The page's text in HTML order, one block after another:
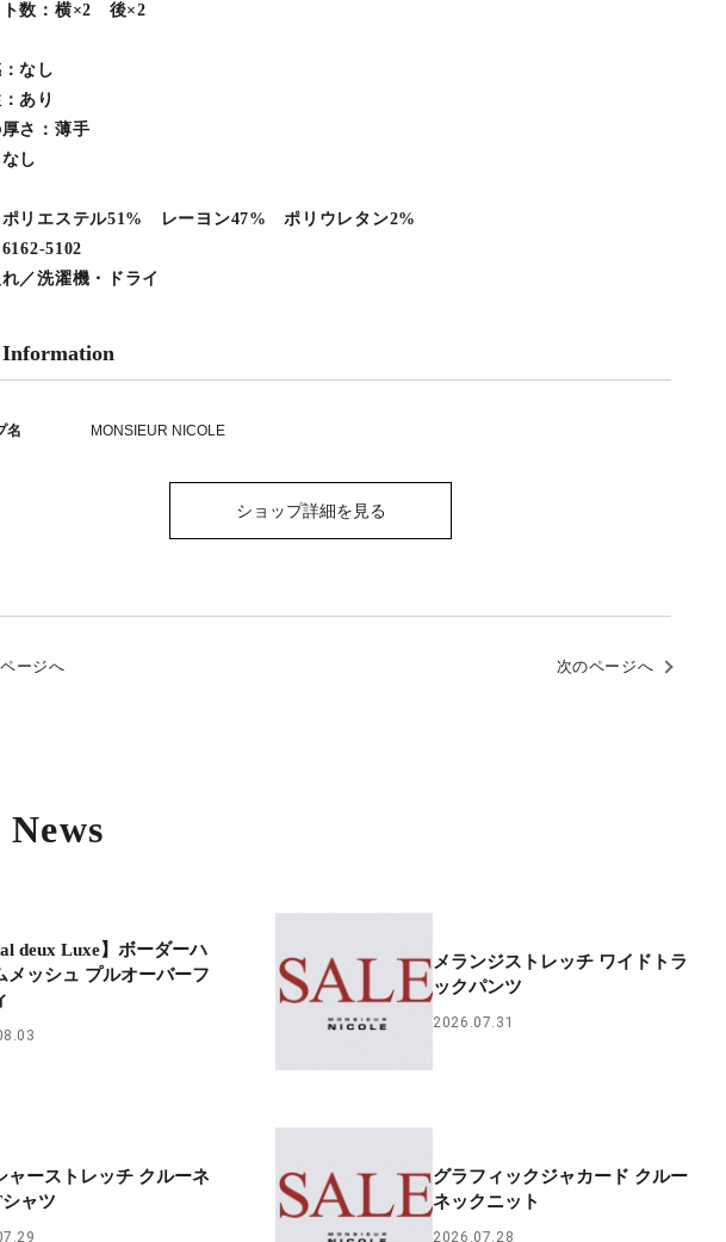
ト数：横×2 後×2
なし
あり
さ：薄手
し
ポリエステル51% レーヨン47% ポリウレタン2%
5102
／洗濯機・ドライ
Information
名 MONSIEUR NICOLE
ショップ詳細を見る
ージへ 次のページへ
News
deux Luxe】ボーダーハ
メッシュ プルオーバーフ
メランジストレッチ ワイドトラ
ックパンツ
2026.07.31
ャーストレッチ クルーネ
ャツ
グラフィックジャカード クルー
ネックニット
2026.07.28